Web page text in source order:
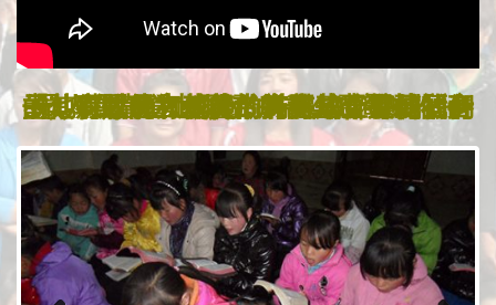
「他所賜的有使徒，有先知，有傳福音的，有牧師和教師，為要成全聖徒，各盡其職，建立基督的身體，直等到我們眾人在真道上同歸於一，認識神的兒子，得以長大成人，滿有基督長成的身量，…」以弗所書4:11-13